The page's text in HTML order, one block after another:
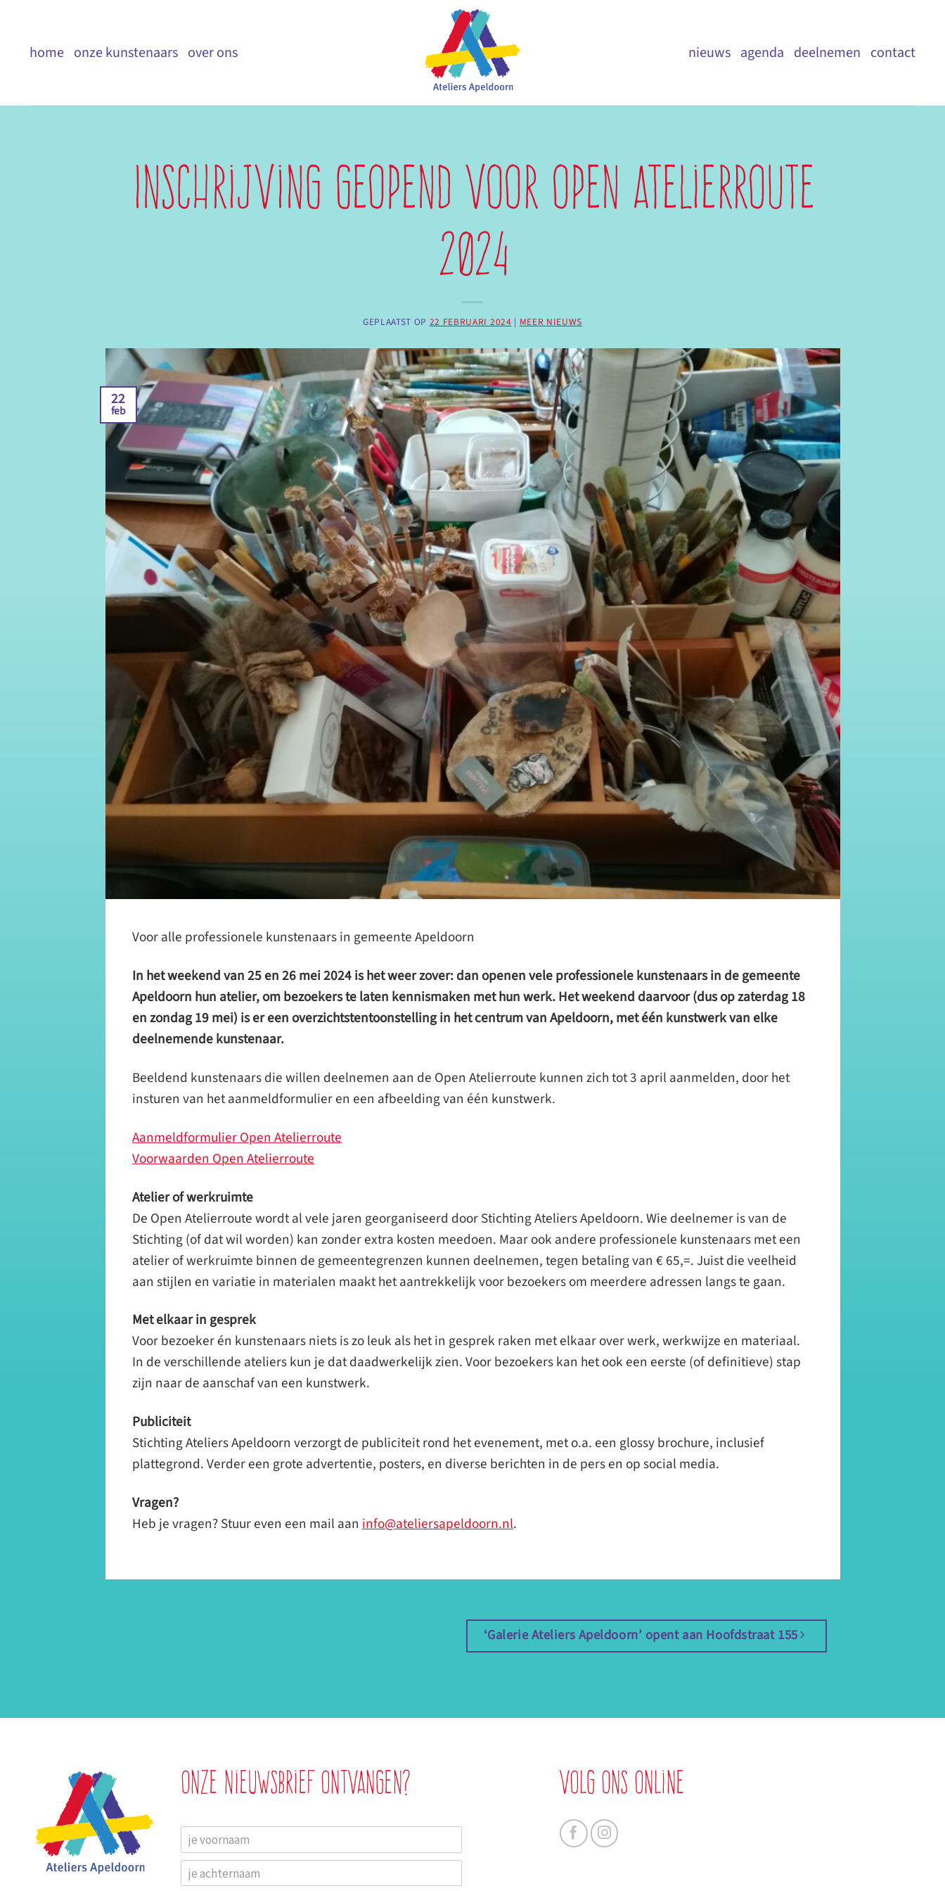
inhoudhome onze kunstenaars over ons nieuws agenda deelnemen contact
Inschrijving geopend voor Open Atelierroute
2024
GEPLAATST OP 22 FEBRUARI 2024 | MEER NIEUWS
22
feb
Voor alle professionele kunstenaars in gemeente Apeldoorn
In het weekend van 25 en 26 mei 2024 is het weer zover: dan openen vele professionele kunstenaars in de gemeente
Apeldoorn hun atelier, om bezoekers te laten kennismaken met hun werk. Het weekend daarvoor (dus op zaterdag 18
en zondag 19 mei) is er een overzichtstentoonstelling in het centrum van Apeldoorn, met één kunstwerk van elke
deelnemende kunstenaar.
Beeldend kunstenaars die willen deelnemen aan de Open Atelierroute kunnen zich tot 3 april aanmelden, door het
insturen van het aanmeldformulier en een afbeelding van één kunstwerk.
Aanmeldformulier Open Atelierroute
Voorwaarden Open Atelierroute
Atelier of werkruimte
De Open Atelierroute wordt al vele jaren georganiseerd door Stichting Ateliers Apeldoorn. Wie deelnemer is van de
Stichting (of dat wil worden) kan zonder extra kosten meedoen. Maar ook andere professionele kunstenaars met een
atelier of werkruimte binnen de gemeentegrenzen kunnen deelnemen, tegen betaling van € 65,=. Juist die veelheid
aan stijlen en variatie in materialen maakt het aantrekkelijk voor bezoekers om meerdere adressen langs te gaan.
Met elkaar in gesprek
Voor bezoeker én kunstenaars niets is zo leuk als het in gesprek raken met elkaar over werk, werkwijze en materiaal.
In de verschillende ateliers kun je dat daadwerkelijk zien. Voor bezoekers kan het ook een eerste (of definitieve) stap
zijn naar de aanschaf van een kunstwerk.
Publiciteit
Stichting Ateliers Apeldoorn verzorgt de publiciteit rond het evenement, met o.a. een glossy brochure, inclusief
plattegrond. Verder een grote advertentie, posters, en diverse berichten in de pers en op social media.
Vragen?
Heb je vragen? Stuur even een mail aaninfo@ateliersapeldoorn.nl.
‘Galerie Ateliers Apeldoorn’ opent aan Hoofdstraat 155
Onze nieuwsbrief ontvangen? Volg ons online